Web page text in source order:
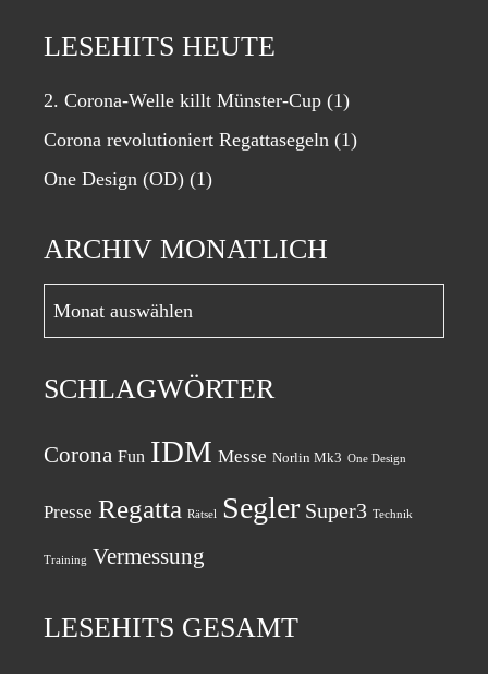
LESEHITS HEUTE
2. Corona-Welle killt Münster-Cup (1)
Corona revolutioniert Regattasegeln (1)
One Design (OD) (1)
ARCHIV MONATLICH
Archiv
monatlich
SCHLAGWÖRTER
Corona Fun IDM Messe Norlin Mk3 One Design
Presse Regatta Rätsel Segler Super3 Technik
Training Vermessung
LESEHITS GESAMT